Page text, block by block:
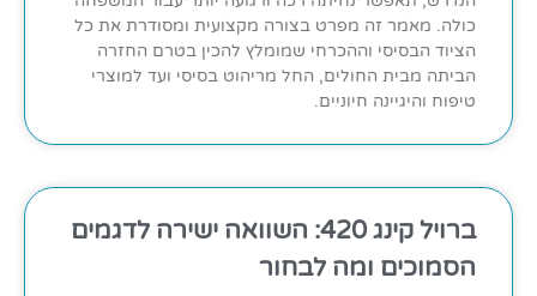
כולה. מאמר זה מפרט בצורה מקצועית ומסודרת את כל
הציוד הבסיסי וההכרחי שמומלץ להכין בטרם החזרה
הביתה מבית החולים, החל מריהוט בסיסי ועד למוצרי
טיפוח והיגיינה חיוניים.
ברויל קינג 420: השוואה ישירה לדגמים
הסמוכים ומה לבחור